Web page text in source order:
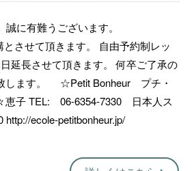
に有難うございます。
させて頂きます。 自由予約制レッ
延長させて頂きます。 何卒ご了承の
します。 ☆Petit Bonheur プチ・
子 TEL: 06-6354-7330 日本人ス
http://ecole-petitbonheur.jp/